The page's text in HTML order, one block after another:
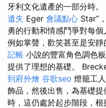
牙利文化遺產的一部分時。
遺失 Eger 會議點心 Star”
勇的行動和情感鬥爭對每
例如掌聲，歡笑甚至是安靜
記帳 小說的豐富角色調色
提供了理想的基礎。
到府外燴 谷歌seo 燈籠工
飾品，然後出售，為基礎提
時，這仍處於起步階段，